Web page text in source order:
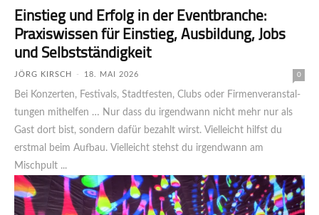
Einstieg und Erfolg in der Eventbranche:
Praxis­wissen für Einstieg, Aus­bil­dung, Jobs
und Selbst­stän­dig­keit
JÖRG KIRSCH - 18. MAI 2026 0
Bei Konzerten, Festivals, Stadtfesten, Clubs oder Firmen­ver­an­stal­
tun­gen mithelfen … Nur dass du irgendwann nicht mehr nur als
Gast dort bist, sondern dafür bezahlt wirst. Vielleicht hilfst du
erstmal beim Aufbau. Vielleicht stehst du irgendwann am
Mischpult ...